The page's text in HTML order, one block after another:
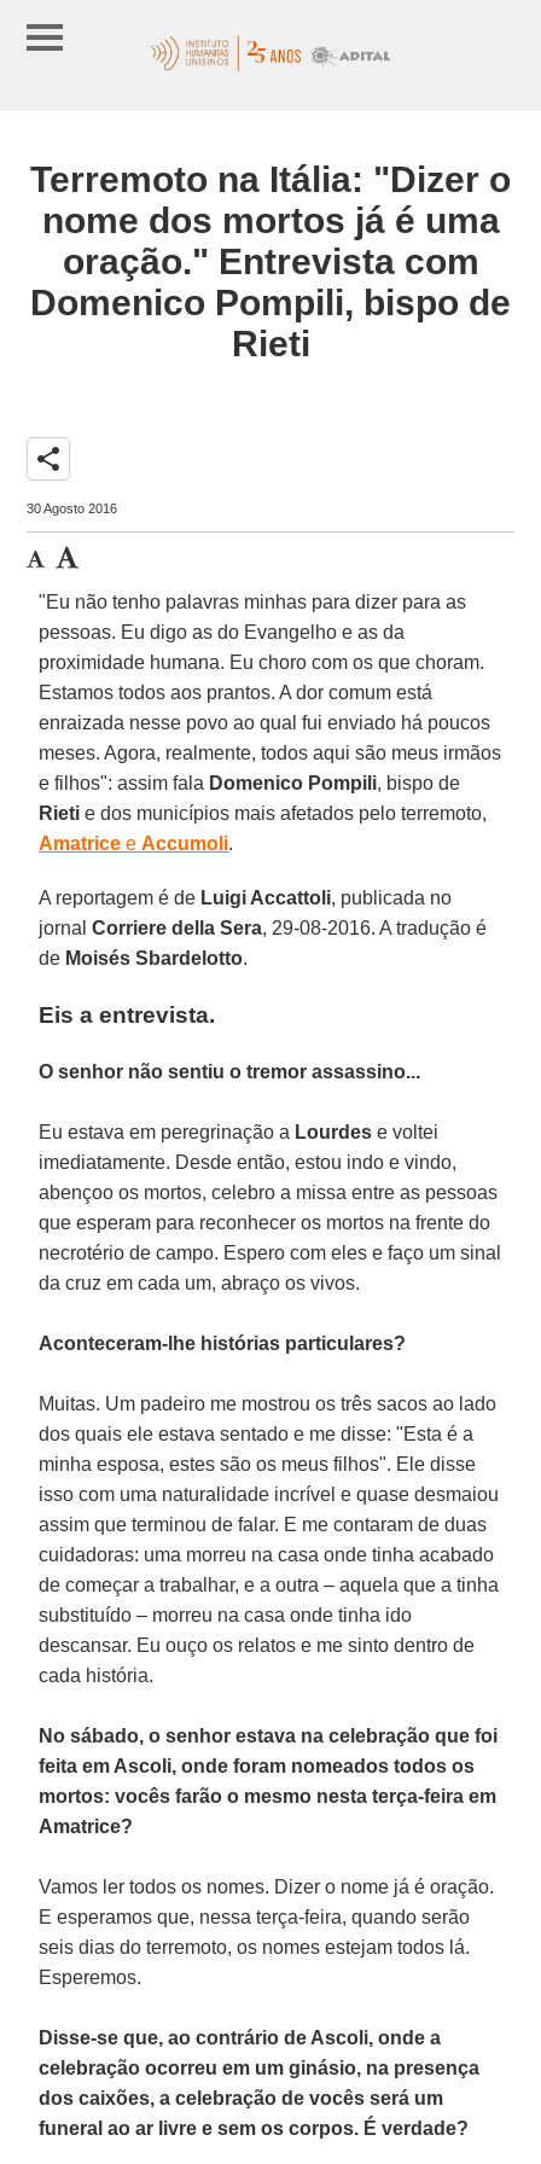
Terremoto na Itália: "Dizer o
nome dos mortos já é uma
oração." Entrevista com
Domenico Pompili, bispo de
Rieti
share
30 Agosto 2016
"Eu não tenho palavras minhas para dizer para as
pessoas. Eu digo as do Evangelho e as da
proximidade humana. Eu choro com os que choram.
Estamos todos aos prantos. A dor comum está
enraizada nesse povo ao qual fui enviado há poucos
meses. Agora, realmente, todos aqui são meus irmãos
e filhos": assim fala Domenico Pompili, bispo de
Rieti e dos municípios mais afetados pelo terremoto,
Amatrice eAccumoli.
A reportagem é de Luigi Accattoli, publicada no
jornalCorriere della Sera, 29-08-2016. A tradução é
de Moisés Sbardelotto.
Eis a entrevista.
O senhor não sentiu o tremor assassino...
Eu estava em peregrinação a Lourdes e voltei
imediatamente. Desde então, estou indo e vindo,
abençoo os mortos, celebro a missa entre as pessoas
que esperam para reconhecer os mortos na frente do
necrotério de campo. Espero com eles e faço um sinal
da cruz em cada um, abraço os vivos.
Aconteceram-lhe histórias particulares?
Muitas. Um padeiro me mostrou os três sacos ao lado
dos quais ele estava sentado e me disse: "Esta é a
minha esposa, estes são os meus filhos". Ele disse
isso com uma naturalidade incrível e quase desmaiou
assim que terminou de falar. E me contaram de duas
cuidadoras: uma morreu na casa onde tinha acabado
de começar a trabalhar, e a outra – aquela que a tinha
substituído – morreu na casa onde tinha ido
descansar. Eu ouço os relatos e me sinto dentro de
cada história.
No sábado, o senhor estava na celebração que foi
feita em Ascoli, onde foram nomeados todos os
mortos: vocês farão o mesmo nesta terça-feira em
Amatrice?
Vamos ler todos os nomes. Dizer o nome já é oração.
E esperamos que, nessa terça-feira, quando serão
seis dias do terremoto, os nomes estejam todos lá.
Esperemos.
Disse-se que, ao contrário de Ascoli, onde a
celebração ocorreu em um ginásio, na presença
dos caixões, a celebração de vocês será um
funeral ao ar livre e sem os corpos. É verdade?